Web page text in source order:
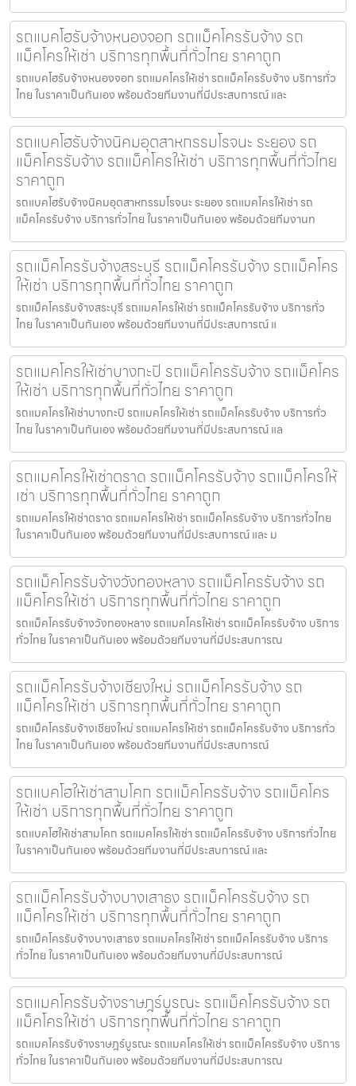
รถแบคโฮรับจ้างหนองจอก รถแม็คโครรับจ้าง รถ
แม็คโครให้เช่า บริการทุกพื้นที่ทั่วไทย ราคาถูก
รถแบคโฮรับจ้างหนองจอก รถแมคโครให้เช่า รถแม็คโครรับจ้าง บริการทั่ว
ไทย ในราคาเป็นกันเอง พร้อมด้วยทีมงานที่มีประสบการณ์ และ
รถแบคโฮรับจ้างนิคมอุตสาหกรรมโรจนะ ระยอง รถ
แม็คโครรับจ้าง รถแม็คโครให้เช่า บริการทุกพื้นที่ทั่วไทย
ราคาถูก
รถแบคโฮรับจ้างนิคมอุตสาหกรรมโรจนะ ระยอง รถแมคโครให้เช่า รถ
แม็คโครรับจ้าง บริการทั่วไทย ในราคาเป็นกันเอง พร้อมด้วยทีมงานท
รถแม็คโครรับจ้างสระบุรี รถแม็คโครรับจ้าง รถแม็คโคร
ให้เช่า บริการทุกพื้นที่ทั่วไทย ราคาถูก
รถแม็คโครรับจ้างสระบุรี รถแมคโครให้เช่า รถแม็คโครรับจ้าง บริการทั่ว
ไทย ในราคาเป็นกันเอง พร้อมด้วยทีมงานที่มีประสบการณ์ แ
รถแมคโครให้เช่าบางกะปิ รถแม็คโครรับจ้าง รถแม็คโคร
ให้เช่า บริการทุกพื้นที่ทั่วไทย ราคาถูก
รถแมคโครให้เช่าบางกะปิ รถแมคโครให้เช่า รถแม็คโครรับจ้าง บริการทั่ว
ไทย ในราคาเป็นกันเอง พร้อมด้วยทีมงานที่มีประสบการณ์ แล
รถแมคโครให้เช่าตราด รถแม็คโครรับจ้าง รถแม็คโครให้
เช่า บริการทุกพื้นที่ทั่วไทย ราคาถูก
รถแมคโครให้เช่าตราด รถแมคโครให้เช่า รถแม็คโครรับจ้าง บริการทั่วไทย
ในราคาเป็นกันเอง พร้อมด้วยทีมงานที่มีประสบการณ์ และ ม
รถแม็คโครรับจ้างวังทองหลาง รถแม็คโครรับจ้าง รถ
แม็คโครให้เช่า บริการทุกพื้นที่ทั่วไทย ราคาถูก
รถแม็คโครรับจ้างวังทองหลาง รถแมคโครให้เช่า รถแม็คโครรับจ้าง บริการ
ทั่วไทย ในราคาเป็นกันเอง พร้อมด้วยทีมงานที่มีประสบการณ
รถแม็คโครรับจ้างเชียงใหม่ รถแม็คโครรับจ้าง รถ
แม็คโครให้เช่า บริการทุกพื้นที่ทั่วไทย ราคาถูก
รถแม็คโครรับจ้างเชียงใหม่ รถแมคโครให้เช่า รถแม็คโครรับจ้าง บริการทั่ว
ไทย ในราคาเป็นกันเอง พร้อมด้วยทีมงานที่มีประสบการณ์
รถแบคโฮให้เช่าสามโคก รถแม็คโครรับจ้าง รถแม็คโคร
ให้เช่า บริการทุกพื้นที่ทั่วไทย ราคาถูก
รถแบคโฮให้เช่าสามโคก รถแมคโครให้เช่า รถแม็คโครรับจ้าง บริการทั่วไทย
ในราคาเป็นกันเอง พร้อมด้วยทีมงานที่มีประสบการณ์ และ
รถแม็คโครรับจ้างบางเสาธง รถแม็คโครรับจ้าง รถ
แม็คโครให้เช่า บริการทุกพื้นที่ทั่วไทย ราคาถูก
รถแม็คโครรับจ้างบางเสาธง รถแมคโครให้เช่า รถแม็คโครรับจ้าง บริการ
ทั่วไทย ในราคาเป็นกันเอง พร้อมด้วยทีมงานที่มีประสบการณ์
รถแมคโครรับจ้างราษฎร์บูรณะ รถแม็คโครรับจ้าง รถ
แม็คโครให้เช่า บริการทุกพื้นที่ทั่วไทย ราคาถูก
รถแมคโครรับจ้างราษฎร์บูรณะ รถแมคโครให้เช่า รถแม็คโครรับจ้าง บริการ
ทั่วไทย ในราคาเป็นกันเอง พร้อมด้วยทีมงานที่มีประสบการณ